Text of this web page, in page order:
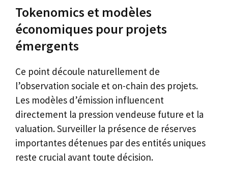
Tokenomics et modèles
économiques pour projets
émergents
Ce point découle naturellement de
l’observation sociale et on-chain des projets.
Les modèles d’émission influencent
directement la pression vendeuse future et la
valuation. Surveiller la présence de réserves
importantes détenues par des entités uniques
reste crucial avant toute décision.